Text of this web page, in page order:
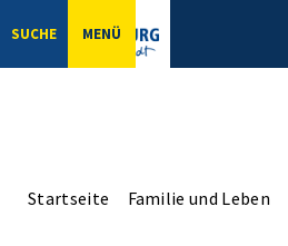
SUCHE MENÜ
Startseite Familie und Leben